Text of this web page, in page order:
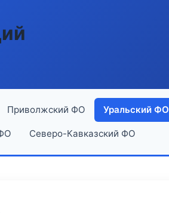
Приволжский ФО Уральский ФО
Северо-Кавказский ФО